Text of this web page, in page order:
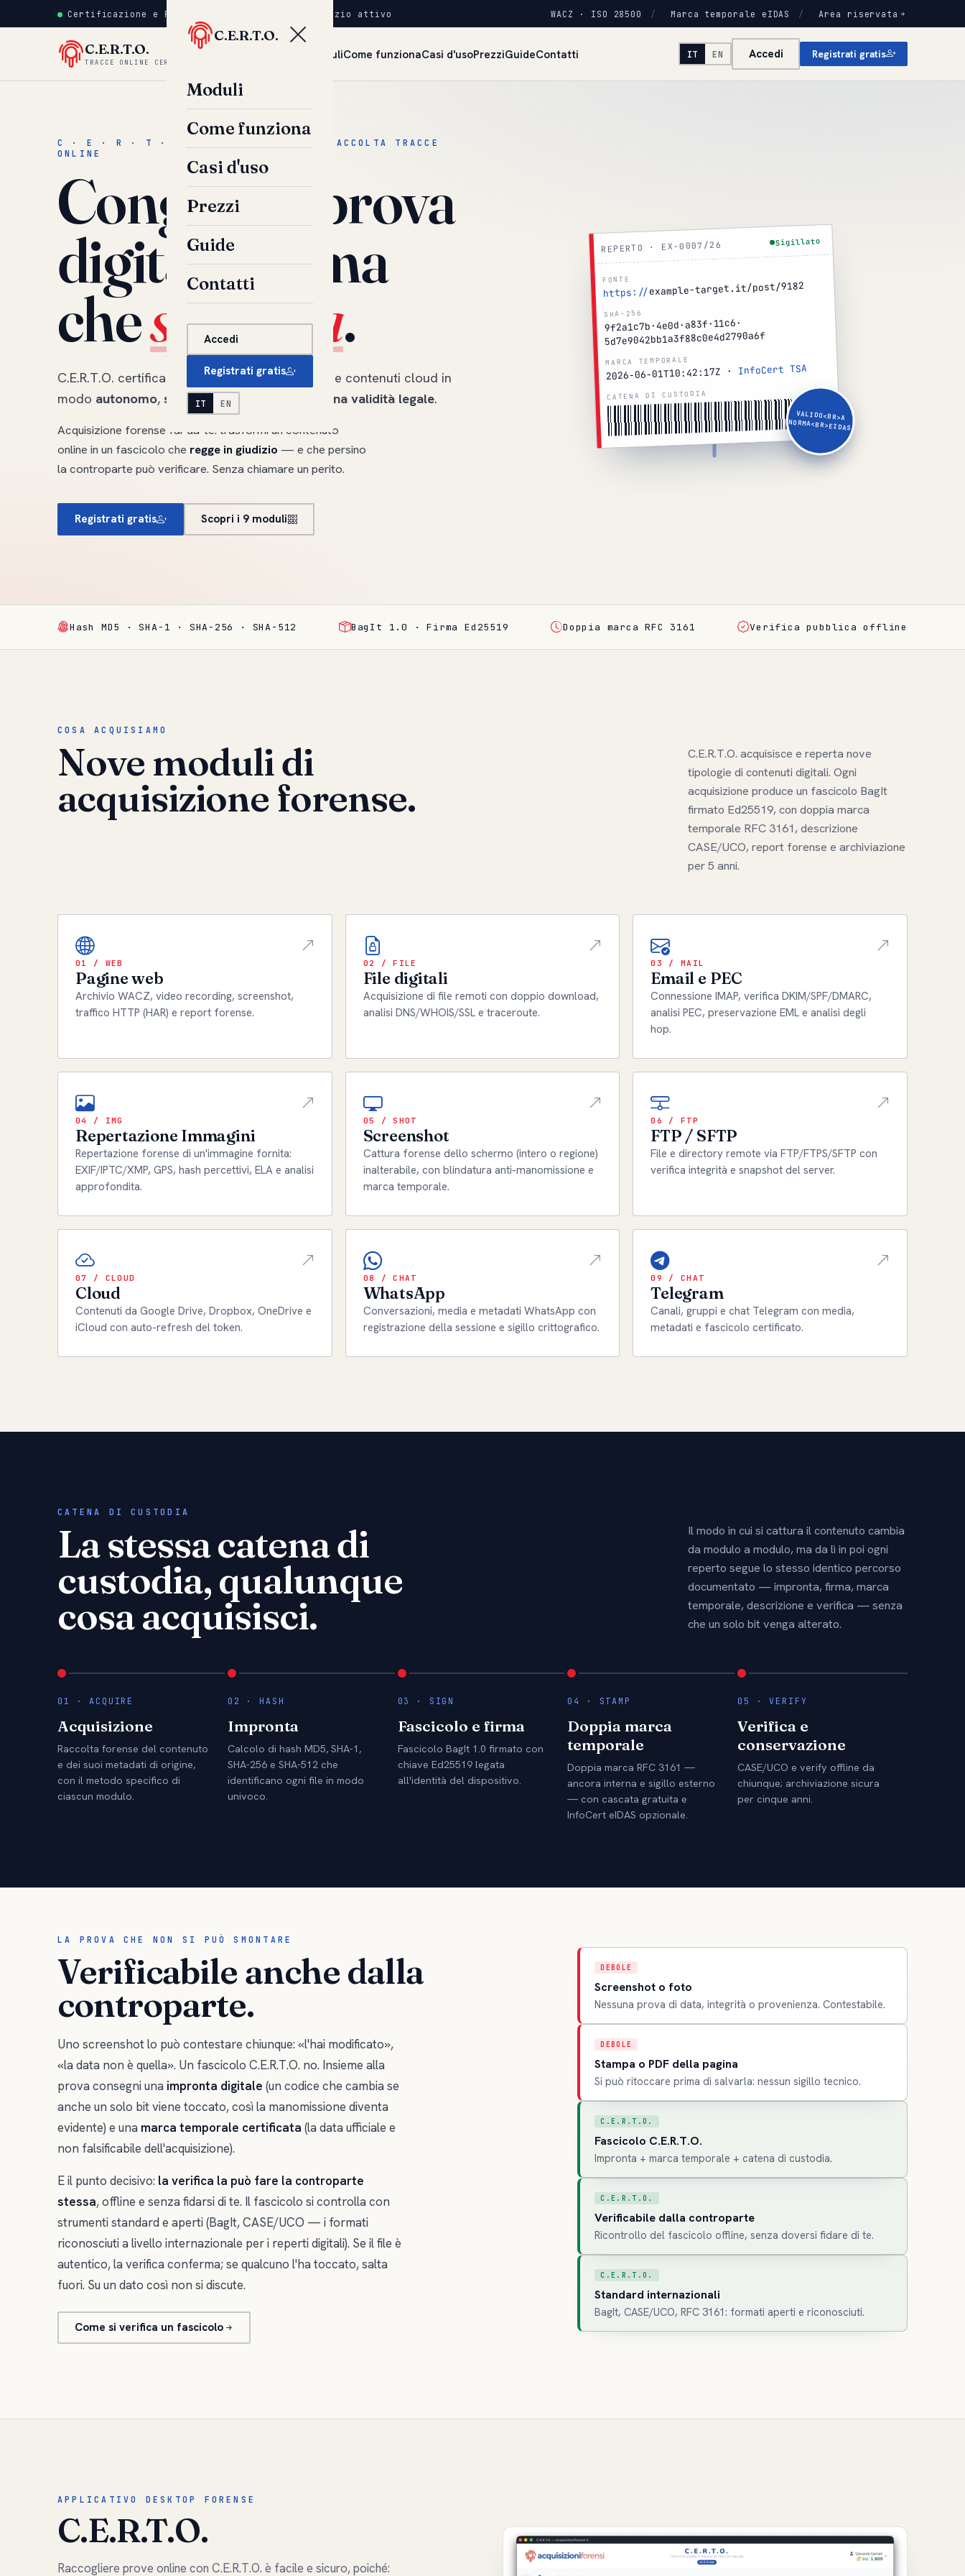
Certificazione e Raccolta Tracce Online · servizio attivo WACZ · ISO 28500 / Marca temporale eIDAS / Area riservata
C.E.R.T.O.
TRACCE ONLINE CERTIFICATE
ModuliCome funzionaCasi d'usoPrezziGuideContatti IT EN Accedi Registrati gratis
C.E.R.T.O.
Moduli
Come funziona
Casi d'uso
Prezzi
Guide
Contatti
Accedi
Registrati gratis
IT EN
C · E · R · T · O — CERTIFICAZIONE E RACCOLTA TRACCE
ONLINE
Congela la prova
digitale prima
chesparisca.
C.E.R.T.O. certifica pagine web, file, email, chat e contenuti cloud in
modo autonomo, senza intermediari piena validità legale.
Acquisizione forense fai-da-te: trasformi un contenuto
online in un fascicolo che regge in giudizio — e che persino
la controparte può verificare. Senza chiamare un perito.
Registrati gratis Scopri i 9 moduli
REPERTO · EX-0007/26 Sigillato
FONTE
https://example-target.it/post/9182
SHA-256
9f2a1c7b·4e0d·a83f·11c6·
5d7e9042bb1a3f88c0e4d2790a6f
MARCA TEMPORALE
2026-06-01T10:42:17Z · InfoCert TSA
CATENA DI CUSTODIA
VALIDO<BR>A
NORMA<BR>EIDAS
Hash MD5 · SHA-1 · SHA-256 · SHA-512 BagIt 1.0 · Firma Ed25519 Doppia marca RFC 3161 Verifica pubblica offline
COSA ACQUISIAMO
Nove moduli di
acquisizione forense.
C.E.R.T.O. acquisisce e reperta nove
tipologie di contenuti digitali. Ogni
acquisizione produce un fascicolo BagIt
firmato Ed25519, con doppia marca
temporale RFC 3161, descrizione
CASE/UCO, report forense e archiviazione
per 5 anni.
01 / WEB
Pagine web
Archivio WACZ, video recording, screenshot,
traffico HTTP (HAR) e report forense.
02 / FILE
File digitali
Acquisizione di file remoti con doppio download,
analisi DNS/WHOIS/SSL e traceroute.
03 / MAIL
Email e PEC
Connessione IMAP, verifica DKIM/SPF/DMARC,
analisi PEC, preservazione EML e analisi degli
hop.
04 / IMG
Repertazione Immagini
Repertazione forense di un'immagine fornita:
EXIF/IPTC/XMP, GPS, hash percettivi, ELA e analisi
approfondita.
05 / SHOT
Screenshot
Cattura forense dello schermo (intero o regione)
inalterabile, con blindatura anti-manomissione e
marca temporale.
06 / FTP
FTP / SFTP
File e directory remote via FTP/FTPS/SFTP con
verifica integrità e snapshot del server.
07 / CLOUD
Cloud
Contenuti da Google Drive, Dropbox, OneDrive e
iCloud con auto-refresh del token.
08 / CHAT
WhatsApp
Conversazioni, media e metadati WhatsApp con
registrazione della sessione e sigillo crittografico.
09 / CHAT
Telegram
Canali, gruppi e chat Telegram con media,
metadati e fascicolo certificato.
CATENA DI CUSTODIA
La stessa catena di
custodia, qualunque
cosa acquisisci.
Il modo in cui si cattura il contenuto cambia
da modulo a modulo, ma da lì in poi ogni
reperto segue lo stesso identico percorso
documentato — impronta, firma, marca
temporale, descrizione e verifica — senza
che un solo bit venga alterato.
01 · ACQUIRE
Acquisizione
Raccolta forense del contenuto
e dei suoi metadati di origine,
con il metodo specifico di
ciascun modulo.
02 · HASH
Impronta
Calcolo di hash MD5, SHA-1,
SHA-256 e SHA-512 che
identificano ogni file in modo
univoco.
03 · SIGN
Fascicolo e firma
Fascicolo BagIt 1.0 firmato con
chiave Ed25519 legata
all'identità del dispositivo.
04 · STAMP
Doppia marca
temporale
Doppia marca RFC 3161 —
ancora interna e sigillo esterno
— con cascata gratuita e
InfoCert eIDAS opzionale.
05 · VERIFY
Verifica e
conservazione
CASE/UCO e verify offline da
chiunque; archiviazione sicura
per cinque anni.
LA PROVA CHE NON SI PUÒ SMONTARE
Verificabile anche dalla
controparte.
Uno screenshot lo può contestare chiunque: «l'hai modificato»,
«la data non è quella». Un fascicolo C.E.R.T.O. no. Insieme alla
prova consegni una impronta digitale (un codice che cambia se
anche un solo bit viene toccato, così la manomissione diventa
evidente) e una marca temporale certificata (la data ufficiale e
non falsificabile dell'acquisizione).
E il punto decisivo: la verifica la può fare la controparte
stessa, offline e senza fidarsi di te. Il fascicolo si controlla con
strumenti standard e aperti (BagIt, CASE/UCO — i formati
riconosciuti a livello internazionale per i reperti digitali). Se il file è
autentico, la verifica conferma; se qualcuno l'ha toccato, salta
fuori. Su un dato così non si discute.
Come si verifica un fascicolo
DEBOLE
Screenshot o foto
Nessuna prova di data, integrità o provenienza. Contestabile.
DEBOLE
Stampa o PDF della pagina
Si può ritoccare prima di salvarla: nessun sigillo tecnico.
C.E.R.T.O.
Fascicolo C.E.R.T.O.
Impronta + marca temporale + catena di custodia.
C.E.R.T.O.
Verificabile dalla controparte
Ricontrollo del fascicolo offline, senza doversi fidare di te.
C.E.R.T.O.
Standard internazionali
BagIt, CASE/UCO, RFC 3161: formati aperti e riconosciuti.
APPLICATIVO DESKTOP FORENSE
C.E.R.T.O.
Raccogliere prove online con C.E.R.T.O. è facile e sicuro, poiché: